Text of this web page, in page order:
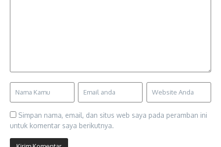
Simpan nama, email, dan situs web saya pada peramban ini
untuk komentar saya berikutnya.